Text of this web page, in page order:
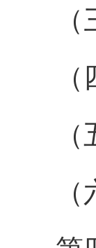
（三
（四
（五
（六